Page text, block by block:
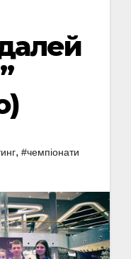
, #чемпіонати